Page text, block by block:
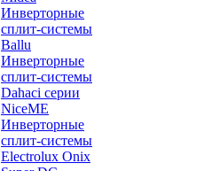
Инверторные
сплит-системы
Ballu
Инверторные
сплит-системы
Dahaci серии
NiceME
Инверторные
сплит-системы
Electrolux Onix